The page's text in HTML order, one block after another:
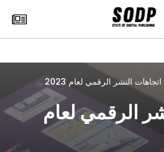
اتجاهات النشر الرقمي لعام 2023
الرقمي لعام